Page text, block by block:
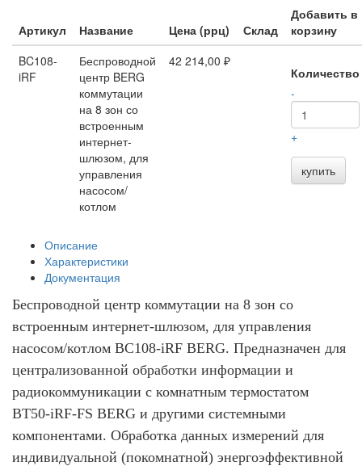
Артикул Название Цена (ррц) Склад
Добавить в
корзину
BC108-
iRF
Беспроводной
центр BERG
коммутации
на 8 зон со
встроенным
интернет-
шлюзом, для
управления
насосом/
котлом
42 214,00 ₽
Количество
-
+
купить
Описание
Характеристики
Документация
Беспроводной центр коммутации на 8 зон со
встроенным интернет-шлюзом, для управления
насосом/котлом BC108-iRF BERG. Предназначен для
централизованной обработки информации и
радиокоммуникации с комнатным термостатом
BT50-iRF-FS BERG и другими системными
компонентами. Обработка данных измерений для
индивидуальной (покомнатной) энергоэффективной